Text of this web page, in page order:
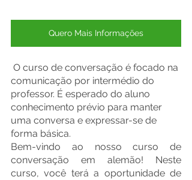
Quero Mais Informações
comunicação por intermédio do
professor. É esperado do aluno
conhecimento prévio para manter
uma conversa e expressar-se de
forma básica.
Bem-vindo ao nosso curso de
conversação em alemão! Neste
curso, você terá a oportunidade de